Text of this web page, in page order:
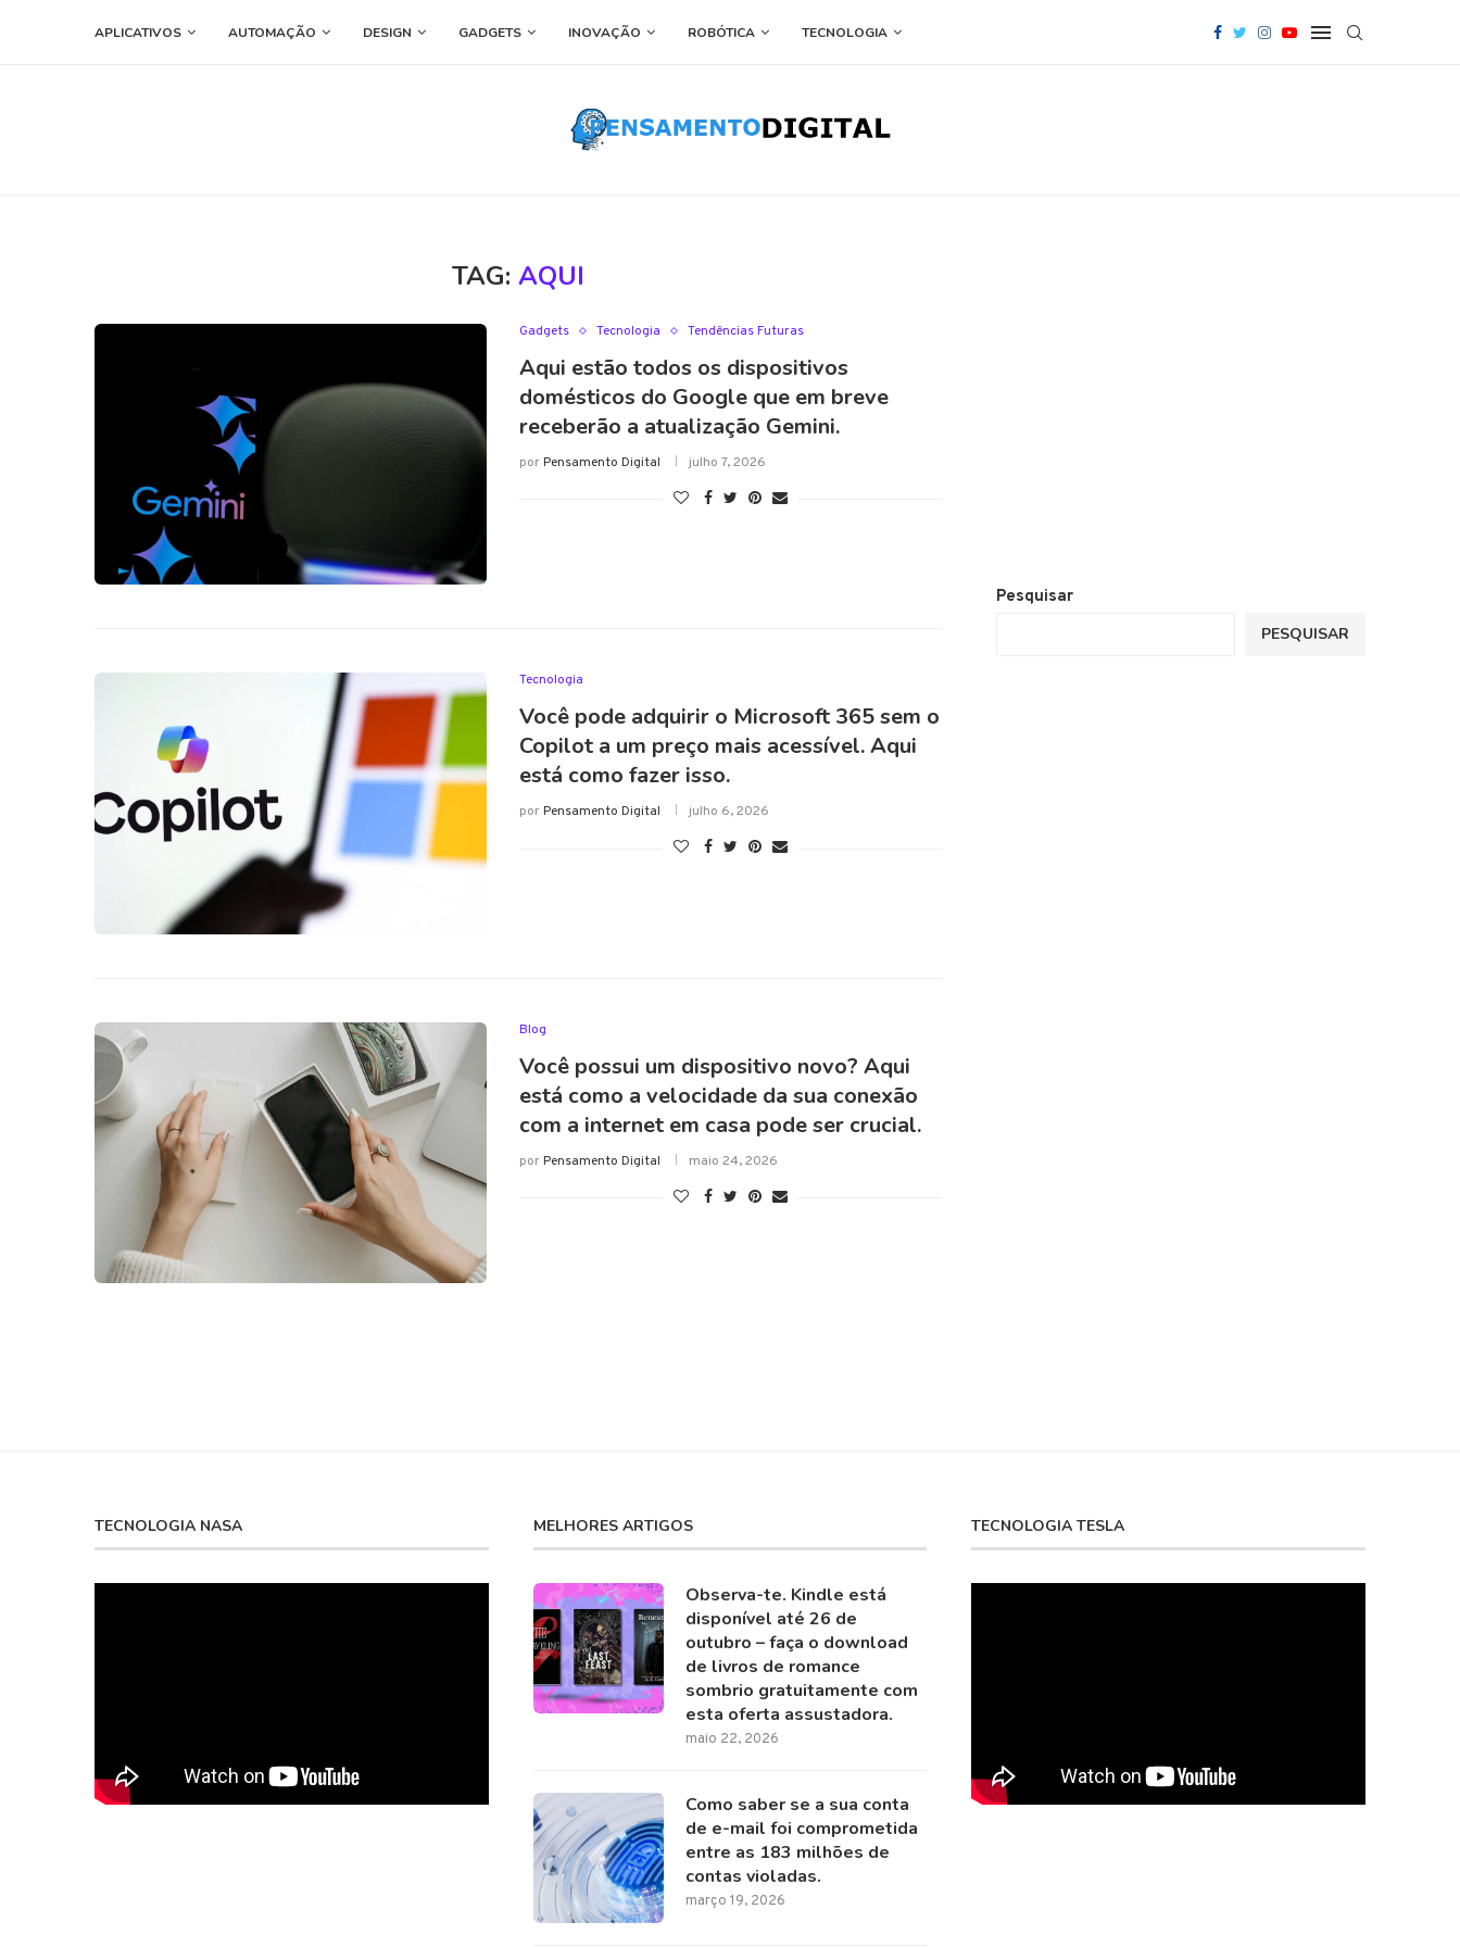
APLICATIVOS AUTOMAÇÃO DESIGN GADGETS INOVAÇÃO ROBÓTICA TECNOLOGIA
TAG: AQUI
Gadgets Tecnologia Tendências Futuras
Aqui estão todos os dispositivos
domésticos do Google que em breve
receberão a atualização Gemini.
porPensamento Digital julho 7, 2026
Tecnologia
Você pode adquirir o Microsoft 365 sem o
Copilot a um preço mais acessível. Aqui
está como fazer isso.
porPensamento Digital julho 6, 2026
Blog
Você possui um dispositivo novo? Aqui
está como a velocidade da sua conexão
com a internet em casa pode ser crucial.
porPensamento Digital maio 24, 2026
Pesquisar
PESQUISAR
TECNOLOGIA NASA MELHORES ARTIGOS
Observa-te. Kindle está
disponível até 26 de
outubro – faça o download
de livros de romance
sombrio gratuitamente com
esta oferta assustadora.
maio 22, 2026
Como saber se a sua conta
de e-mail foi comprometida
entre as 183 milhões de
contas violadas.
março 19, 2026
TECNOLOGIA TESLA